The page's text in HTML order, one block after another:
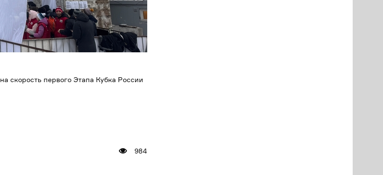
на скорость первого Этапа Кубка России
984